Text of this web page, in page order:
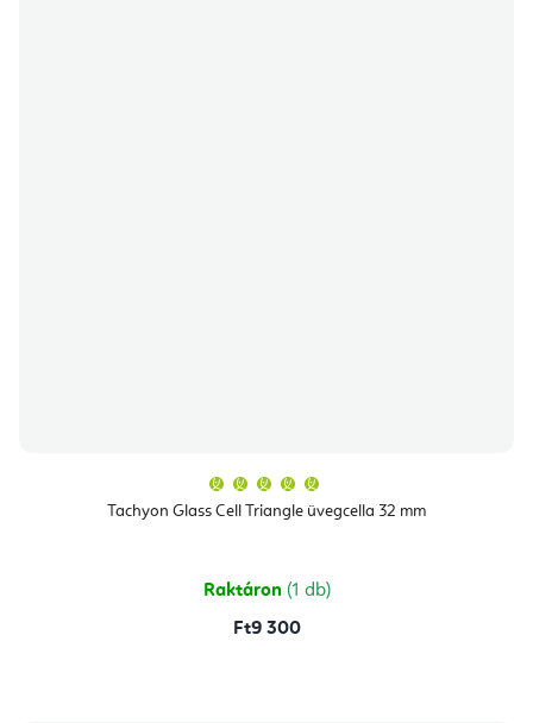
Tachyon Glass Cell Triangle üvegcella 32 mm
átlagos
értékelése
csillag.
Raktáron (1 db)
Ft9 300